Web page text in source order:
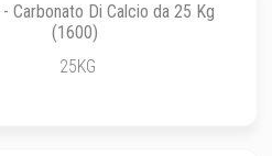
- Carbonato Di Calcio da 25 Kg
(1600)
25KG